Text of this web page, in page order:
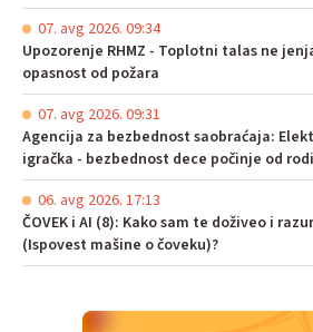
07. avg 2026. 09:34
Upozorenje RHMZ - Toplotni talas ne
opasnost od požara
07. avg 2026. 09:31
Agencija za bezbednost saobraćaja:
igračka - bezbednost dece počinje od
06. avg 2026. 17:13
ČOVEK i AI (8): Kako sam te doživeo i
(Ispovest mašine o čoveku)?